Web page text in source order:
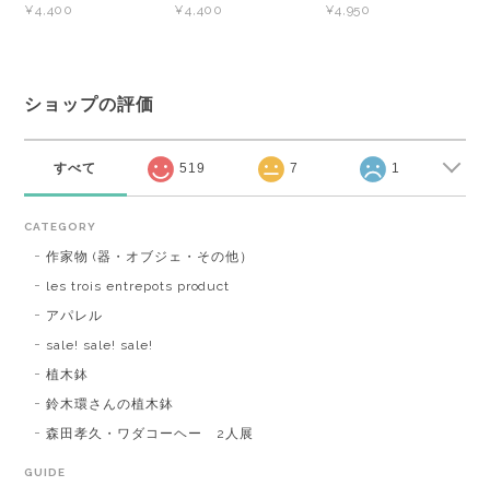
¥4,400
¥4,400
¥4,950
ショップの評価
すべて 519 7 1
CATEGORY
作家物 (器・オブジェ・その他）
les trois entrepots product
アパレル
sale! sale! sale!
植木鉢
鈴木環さんの植木鉢
森田孝久・ワダコーヘー 2人展
GUIDE